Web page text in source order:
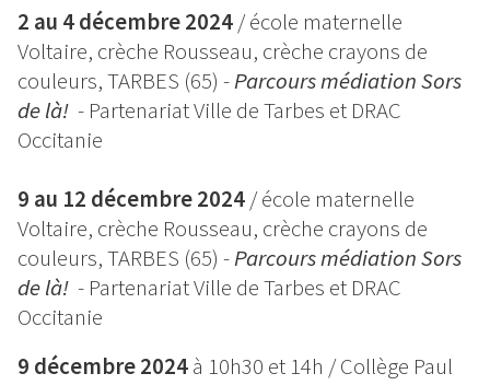
2 au 4 décembre 2024/ école maternelle
Voltaire, crèche Rousseau, crèche crayons de
couleurs, TARBES (65) -Parcours médiation Sors
de là! - Partenariat Ville de Tarbes et DRAC
Occitanie
9 au 12 décembre 2024/ école maternelle
Voltaire, crèche Rousseau, crèche crayons de
couleurs, TARBES (65) -Parcours médiation Sors
de là! - Partenariat Ville de Tarbes et DRAC
Occitanie
9 décembre 2024à 10h30 et 14h / Collège Paul